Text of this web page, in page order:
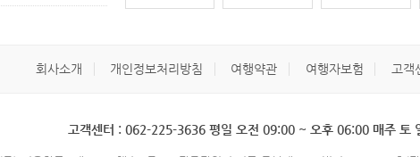
회사소개 개인정보처리방침 여행약관 여행자보험 고객
고객센터 : 062-225-3636 평일 오전 09:00 ~ 오후 06:00 매주 토